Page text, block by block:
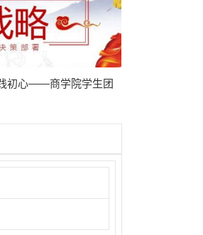
初心——商学院学生团